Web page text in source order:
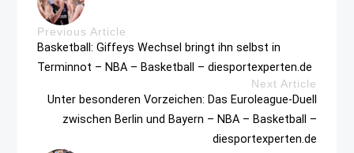
Previous Article
Basketball: Giffeys Wechsel bringt ihn selbst in
Terminnot – NBA – Basketball – diesportexperten.de
Next Article
Unter besonderen Vorzeichen: Das Euroleague-Duell
zwischen Berlin und Bayern – NBA – Basketball –
diesportexperten.de